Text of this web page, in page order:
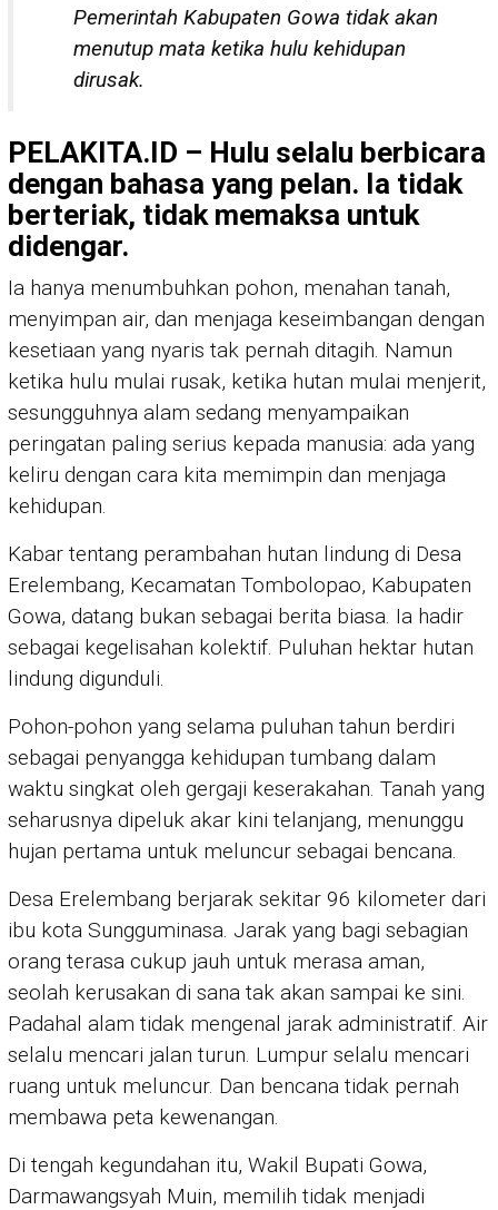
Pemerintah Kabupaten Gowa tidak akan
menutup mata ketika hulu kehidupan
dirusak.
PELAKITA.ID – Hulu selalu berbicara
dengan bahasa yang pelan. Ia tidak
berteriak, tidak memaksa untuk
didengar.
Ia hanya menumbuhkan pohon, menahan tanah,
menyimpan air, dan menjaga keseimbangan dengan
kesetiaan yang nyaris tak pernah ditagih. Namun
ketika hulu mulai rusak, ketika hutan mulai menjerit,
sesungguhnya alam sedang menyampaikan
peringatan paling serius kepada manusia: ada yang
keliru dengan cara kita memimpin dan menjaga
kehidupan.
Kabar tentang perambahan hutan lindung di Desa
Erelembang, Kecamatan Tombolopao, Kabupaten
Gowa, datang bukan sebagai berita biasa. Ia hadir
sebagai kegelisahan kolektif. Puluhan hektar hutan
lindung digunduli.
Pohon-pohon yang selama puluhan tahun berdiri
sebagai penyangga kehidupan tumbang dalam
waktu singkat oleh gergaji keserakahan. Tanah yang
seharusnya dipeluk akar kini telanjang, menunggu
hujan pertama untuk meluncur sebagai bencana.
Desa Erelembang berjarak sekitar 96 kilometer dari
ibu kota Sungguminasa. Jarak yang bagi sebagian
orang terasa cukup jauh untuk merasa aman,
seolah kerusakan di sana tak akan sampai ke sini.
Padahal alam tidak mengenal jarak administratif. Air
selalu mencari jalan turun. Lumpur selalu mencari
ruang untuk meluncur. Dan bencana tidak pernah
membawa peta kewenangan.
Di tengah kegundahan itu, Wakil Bupati Gowa,
Darmawangsyah Muin, memilih tidak menjadi